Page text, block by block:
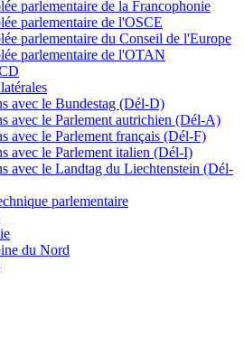
parlementaire de la Francophonie
parlementaire de l'OSCE
parlementaire du Conseil de l'Europe
parlementaire de l'OTAN
avec le Bundestag (Dél-D)
avec le Parlement autrichien (Dél-A)
avec le Parlement français (Dél-F)
avec le Parlement italien (Dél-I)
avec le Landtag du Liechtenstein (Dél-
parlementaire
du Nord